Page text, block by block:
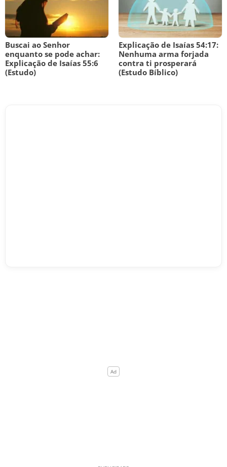
Buscai ao Senhor
enquanto se pode achar:
Explicação de Isaías 55:6
(Estudo)
Explicação de Isaías 54:17:
Nenhuma arma forjada
contra ti prosperará
(Estudo Bíblico)